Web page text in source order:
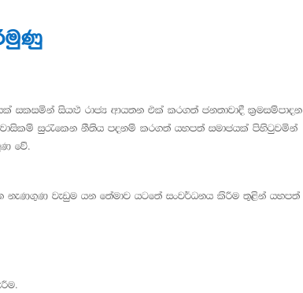
සකසමින් සියළු රාජ්‍ය ආයතන එක් කරගත් ජනතාවාදී ක්‍රමසම්පාදන
සුරැකෙන නීතිය පදනම් කරගත් යහපත් සමාජයක් පිහිටුවමින්
වේ.
නැණගුණ වැඩුම යන තේමාව යටතේ සංවර්ධනය කිරීම තුළින් යහපත්